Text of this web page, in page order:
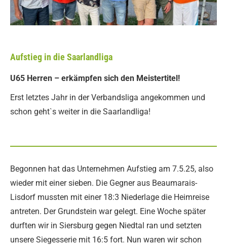
Aufstieg in die Saarlandliga
U65 Herren – erkämpfen sich den Meistertitel!
Erst letztes Jahr in der Verbandsliga angekommen und
schon geht`s weiter in die Saarlandliga!
Begonnen hat das Unternehmen Aufstieg am 7.5.25, also
wieder mit einer sieben. Die Gegner aus Beaumarais-
Lisdorf mussten mit einer 18:3 Niederlage die Heimreise
antreten. Der Grundstein war gelegt. Eine Woche später
durften wir in Siersburg gegen Niedtal ran und setzten
unsere Siegesserie mit 16:5 fort. Nun waren wir schon